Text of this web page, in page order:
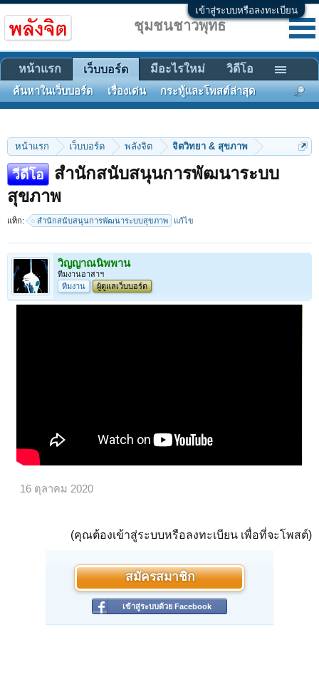
เข้าสู่ระบบหรือลงทะเบียน
หน้าแรก เว็บบอร์ด พลังจิต จิตวิทยา & สุขภาพ
วีดีโอ
สำนักสนับสนุนการพัฒนาระบบ
สุขภาพ
แท็ก: สำนักสนับสนุนการพัฒนาระบบสุขภาพ แก้ไข
วิญญาณนิพพาน
ทีมงานอาสาฯ
ทีมงาน
ผู้ดูแลเว็บบอร์ด
16 ตุลาคม 2020
(คุณต้องเข้าสู่ระบบหรือลงทะเบียน เพื่อที่จะโพสต์)
สมัครสมาชิก
เข้าสู่ระบบด้วย Facebook
ชุมชนชาวพุทธ
หน้าแรก เว็บบอร์ด
ค้นหาในเว็บบอร์ด เรื่องเด่น กระทู้และโพสต์ล่าสุด
มีอะไรใหม่ วิดีโอ